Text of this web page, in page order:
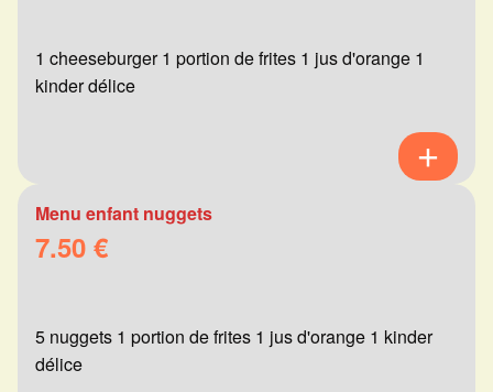
1 cheeseburger 1 portion de frites 1 jus d'orange 1
kinder délice
Menu enfant nuggets
7.50 €
5 nuggets 1 portion de frites 1 jus d'orange 1 kinder
délice